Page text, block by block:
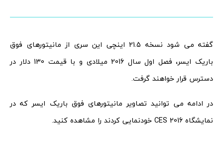
گفته می شود نسخه 21.5 اینچی این سری از مانیتورهای فوق
باریک ایسر، فصل اول سال 2016 میلادی و با قیمت 130 دلار در
دسترس قرار خواهند گرفت.
در ادامه می توانید تصاویر مانیتورهای فوق باریک ایسر که در
نمایشگاه CES 2016 خودنمایی کردند را مشاهده کنید.